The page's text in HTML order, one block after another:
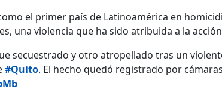
el primer país de Latinoamérica en
una violencia que ha sido atribuida a la
secuestrado y otro atropellado tras un
#Quito. El hecho quedó registrado por